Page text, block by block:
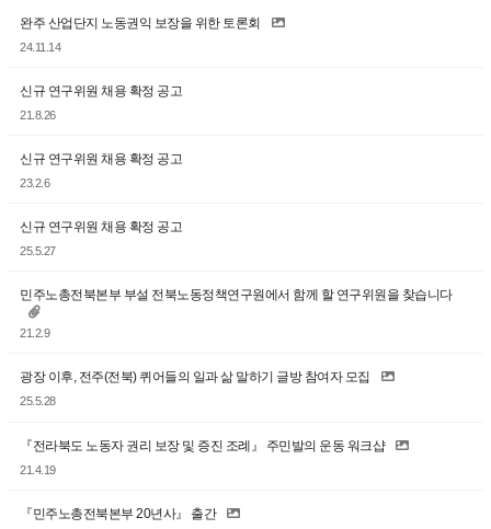
완주 산업단지 노동권익 보장을 위한 토론회
24.11.14
신규 연구위원 채용 확정 공고
21.8.26
신규 연구위원 채용 확정 공고
23.2.6
신규 연구위원 채용 확정 공고
25.5.27
민주노총전북본부 부설 전북노동정책연구원에서 함께 할 연구위원을 찾습니다
21.2.9
광장 이후, 전주(전북) 퀴어들의 일과 삶 말하기 글방 참여자 모집
25.5.28
『전라북도 노동자 권리 보장 및 증진 조례』 주민발의 운동 워크샵
21.4.19
『민주노총전북본부 20년사』 출간